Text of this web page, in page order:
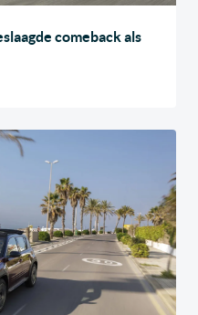
comeback als